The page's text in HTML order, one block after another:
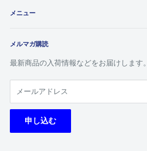
カードの状態表記について
よくある質問
プライバシーポリシー
利用規約
返金ポリシー
メニュー
シングルカード
デッキ
サプライ
予約商品
デッキレシピ
メルマガ購読
最新商品の入荷情報などをお届けします。
メールアドレス
申し込む